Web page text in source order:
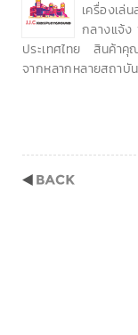
เครื่องเล่
กลางแจ้ง
ประเทศไทย สินค้าคุ
จากหลากหลายสถาบั